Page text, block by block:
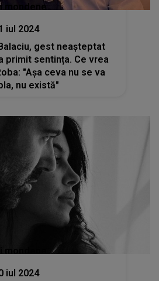
mondene
iul 2024
gest neașteptat
primit sentința. Ce vrea
"Așa ceva nu se va
nu există"
mondene
iul 2024